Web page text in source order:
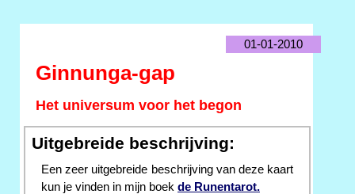
01-01-2010
Ginnunga-gap
Het universum voor het begon
Uitgebreide beschrijving:
Een zeer uitgebreide beschrijving van deze kaart
kun je vinden in mijn boek de Runentarot.